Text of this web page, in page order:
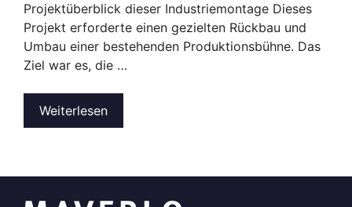
Projektüberblick dieser Industriemontage Dieses
Projekt erforderte einen gezielten Rückbau und
Umbau einer bestehenden Produktionsbühne. Das
Ziel war es, die …
Weiterlesen